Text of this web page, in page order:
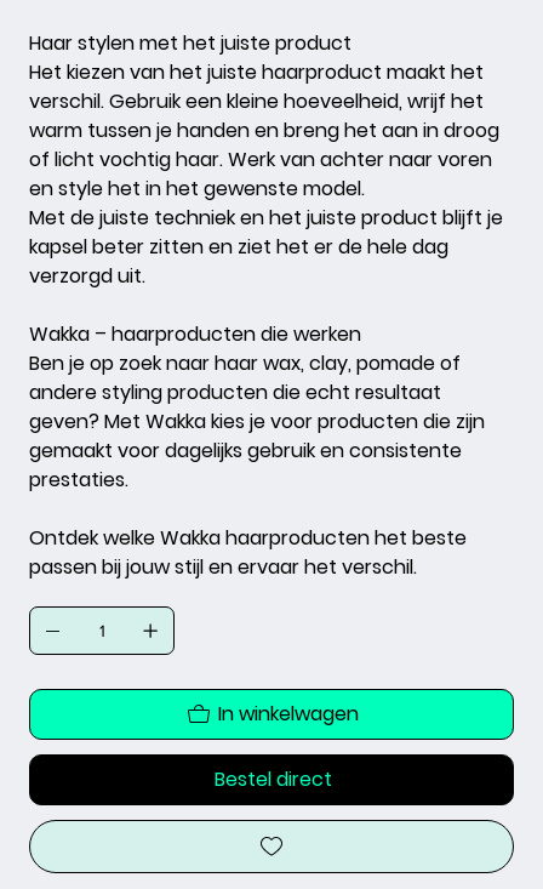
Haar stylen met het juiste product
Het kiezen van het juiste haarproduct maakt het
verschil. Gebruik een kleine hoeveelheid, wrijf het
warm tussen je handen en breng het aan in droog
of licht vochtig haar. Werk van achter naar voren
en style het in het gewenste model.
Met de juiste techniek en het juiste product blijft je
kapsel beter zitten en ziet het er de hele dag
verzorgd uit.
Wakka – haarproducten die werken
Ben je op zoek naar haar wax, clay, pomade of
andere styling producten die echt resultaat
geven? Met Wakka kies je voor producten die zijn
gemaakt voor dagelijks gebruik en consistente
prestaties.
Ontdek welke Wakka haarproducten het beste
passen bij jouw stijl en ervaar het verschil.
In winkelwagen
Bestel direct